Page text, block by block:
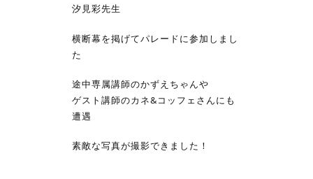
汐見彩先生
横断幕を掲げてパレードに参加しまし
た
途中専属講師のかずえちゃんや
ゲスト講師のカネ&コッフェさんにも
遭遇
素敵な写真が撮影できました！